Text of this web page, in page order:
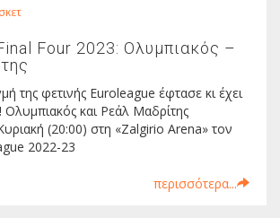
Four 2023: Ολυμπιακός –
της φετινής Euroleague έφτασε κι έχει
και Ρεάλ Μαδρίτης
(20:00) στη «Zalgirio Arena» τον
2022-23
περισσότερα...